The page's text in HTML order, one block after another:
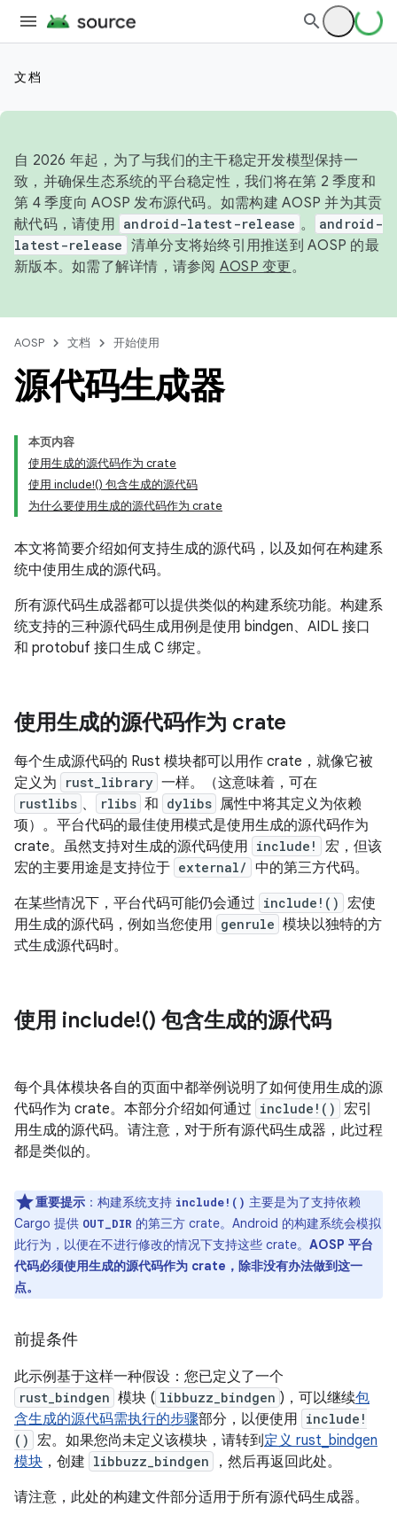
文档
自 2026 年起，为了与我们的主干稳定开发模型保持一
致，并确保生态系统的平台稳定性，我们将在第 2 季度和
第 4 季度向 AOSP 发布源代码。如需构建 AOSP 并为其贡
献代码，请使用 android-latest-release 。
android-
latest-release 清单分支将始终引用推送到 AOSP 的最
新版本。如需了解详情，请参阅 AOSP 变更。
AOSP 文档 开始使用
源代码生成器
本页内容
使用生成的源代码作为 crate
使用 include!() 包含生成的源代码
为什么要使用生成的源代码作为 crate
本文将简要介绍如何支持生成的源代码，以及如何在构建系
统中使用生成的源代码。
所有源代码生成器都可以提供类似的构建系统功能。构建系
统支持的三种源代码生成用例是使用 bindgen、AIDL 接口
和 protobuf 接口生成 C 绑定。
使用生成的源代码作为 crate
每个生成源代码的 Rust 模块都可以用作 crate，就像它被
定义为
rust_library 一样。（这意味着，可在
rustlibs 、 rlibs 和 dylibs 属性中将其定义为依赖
项）。平台代码的最佳使用模式是使用生成的源代码作为
crate。虽然支持对生成的源代码使用 include!
宏，但该
宏的主要用途是支持位于 external/ 中的第三方代码。
在某些情况下，平台代码可能仍会通过 include!() 宏使
用生成的源代码，例如当您使用 genrule 模块以独特的方
式生成源代码时。
使用 include!() 包含生成的源代码
每个具体模块各自的页面中都举例说明了如何使用生成的源
代码作为 crate。本部分介绍如何通过 include!() 宏引
用生成的源代码。请注意，对于所有源代码生成器，此过程
都是类似的。
重要提示 ：构建系统支持 include!() 主要是为了支持依赖
Cargo 提供 OUT_DIR 的第三方 crate。Android 的构建系统会模拟
此行为，以便在不进行修改的情况下支持这些 crate。 AOSP 平台
代码必须使用生成的源代码作为 crate，除非没有办法做到这一
点。
前提条件
此示例基于这样一种假设：您已定义了一个
rust_bindgen 模块 ( libbuzz_bindgen )，可以继续包
含生成的源代码需执行的步骤部分，以便使用 include!
() 宏。如果您尚未定义该模块，请转到定义 rust_bindgen
模块 ，创建 libbuzz_bindgen
，然后再返回此处。
请注意，此处的构建文件部分适用于所有源代码生成器。